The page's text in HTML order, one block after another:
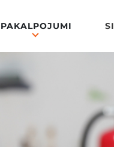
PAKALPOJUMI